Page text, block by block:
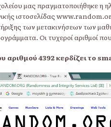
μας πραγματοποιήθηκε η
ιστοσελίδας
των μετακινήσεων των
Οι τυχεροί αριθμοί
αριθμού 4392 κερδίζει το